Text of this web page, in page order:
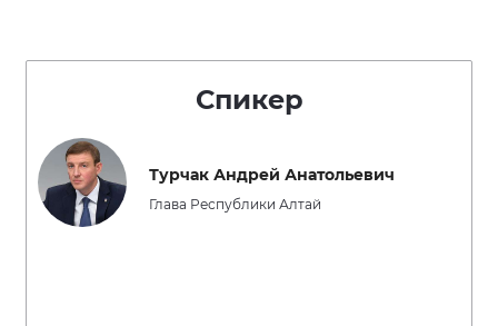
Спикер
Турчак Андрей Анатольевич
Глава Республики Алтай